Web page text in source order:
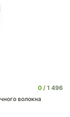
0
1 496
волокна